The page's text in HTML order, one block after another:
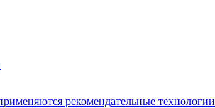
рекомендательные технологии